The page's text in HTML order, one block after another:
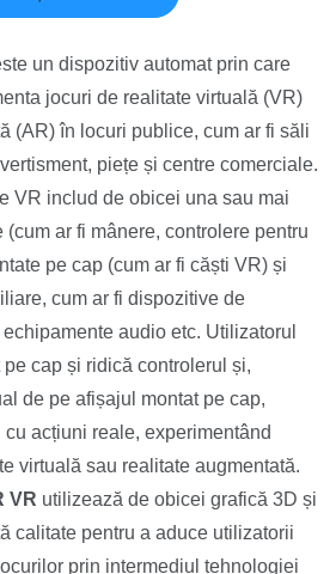
un dispozitiv automat prin care
jocuri de realitate virtuală (VR)
(AR) în locuri publice, cum ar fi săli
piețe și centre comerciale.
VR includ de obicei una sau mai
(cum ar fi mânere, controlere pentru
pe cap (cum ar fi căști VR) și
cum ar fi dispozitive de
audio etc. Utilizatorul
cap și ridică controlerul și,
de pe afișajul montat pe cap,
acțiuni reale, experimentând
virtuală sau realitate augmentată.
VR utilizează de obicei grafică 3D și
calitate pentru a aduce utilizatorii
prin intermediul tehnologiei